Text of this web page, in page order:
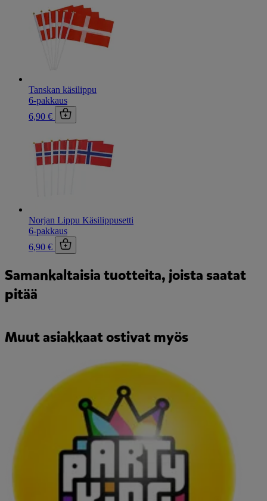
Tanskan käsilippu
6-pakkaus
6,90 €
Norjan Lippu Käsilippusetti
6-pakkaus
6,90 €
Samankaltaisia tuotteita, joista saatat
pitää
Muut asiakkaat ostivat myös